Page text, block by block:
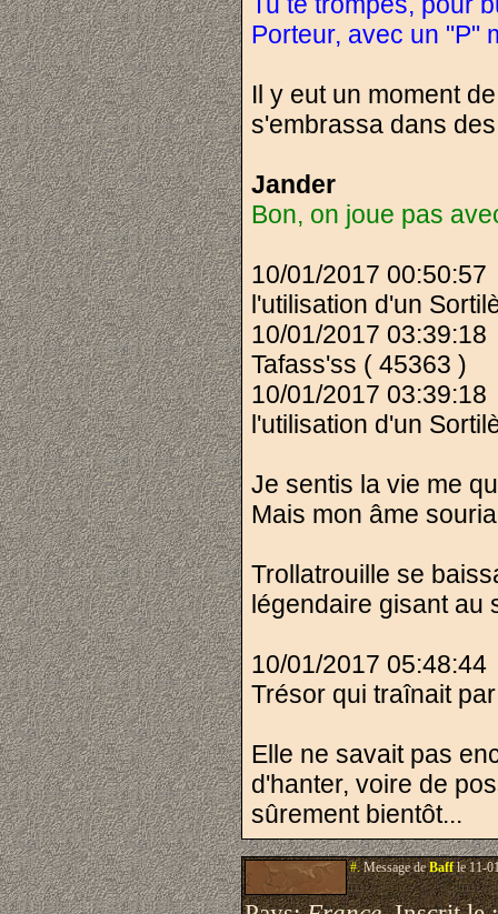
Porteur, avec un "P"
Il y eut un moment
s'embrassa dans
Jander
Bon, on joue pas
10/01/2017
l'utilisation d'un
10/01/2017
Tafass'ss ( 45363 )
10/01/2017
l'utilisation d'un
Je sentis la vie me
Mais mon âme
Trollatrouille se
légendaire gisant au
10/01/2017
Trésor qui traînait
Elle ne savait pas
d'hanter, voire de
sûrement bientôt...
#.Message deBaffle 11-